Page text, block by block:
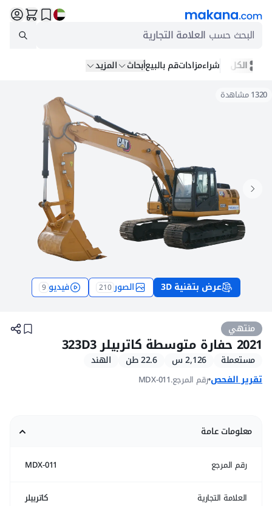
البحث حسب العلامة التجارية
الكل شراءمزاداتقم بالبيعأبحاث المزيد
1320مشاهدة
عرض بتقنية 3D الصور 210 فيديو 9
منتهي
حفارات متوسطة كاتربيلر 323D3 مستعملة موديل 2021 للبيع
2021 حفارة متوسطة كاتربيلر 323D3
مستعملة 2,126 س 22.6 طن
الهند
تقرير الفحصرقم المرجع.MDX-011
معلومات عامة
رقم المرجع MDX-011
العلامة التجارية كاتربيلر